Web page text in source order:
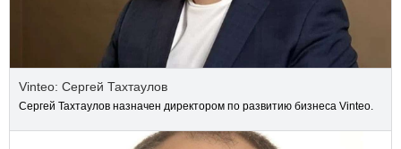
Vinteo: Сергей Тахтаулов
Сергей Тахтаулов назначен директором по развитию бизнеса Vinteo.